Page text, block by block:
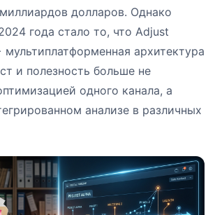
долларов. Однако
года стало то, что Adjust
архитектура
и полезность больше не
одного канала, а
анализе в различных